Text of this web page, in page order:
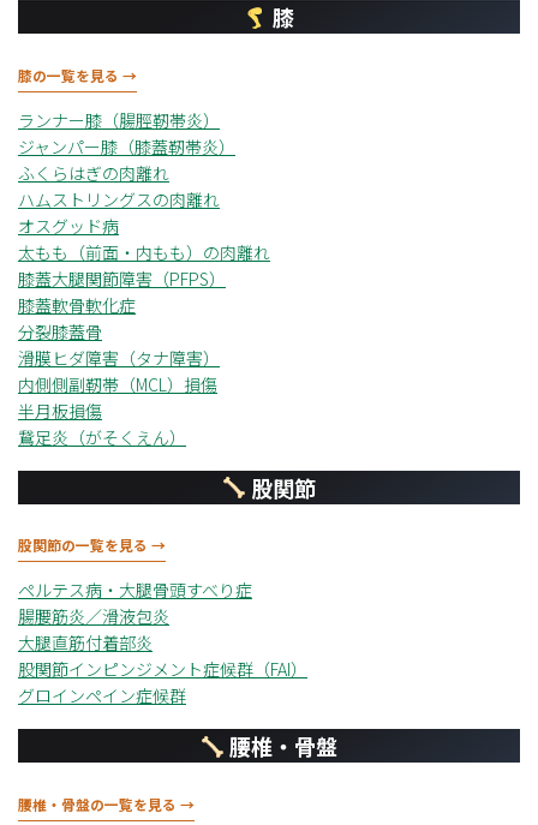
膝
膝の一覧を見る →
ランナー膝（腸脛靭帯炎）
ジャンパー膝（膝蓋靭帯炎）
ふくらはぎの肉離れ
ハムストリングスの肉離れ
オスグッド病
太もも（前面・内もも）の肉離れ
膝蓋大腿関節障害（PFPS）
膝蓋軟骨軟化症
分裂膝蓋骨
滑膜ヒダ障害（タナ障害）
内側側副靭帯（MCL）損傷
半月板損傷
鵞足炎（がそくえん）
股関節
股関節の一覧を見る →
ペルテス病・大腿骨頭すべり症
腸腰筋炎／滑液包炎
大腿直筋付着部炎
股関節インピンジメント症候群（FAI）
グロインペイン症候群
腰椎・骨盤
腰椎・骨盤の一覧を見る →